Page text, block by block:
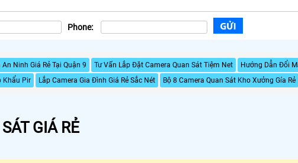
Phone:
Ninh Giá Rẻ Tại Quận 9 Tư Vấn Lắp Đặt Camera Quan Sát Tiệm Net Hướng Dẫn Đổi
Khẩu Pir Lắp Camera Gia Đình Giá Rẻ Sắc Nét Bộ 8 Camera Quan Sát Kho Xưởng Gía Rẻ
GIÁ RẺ